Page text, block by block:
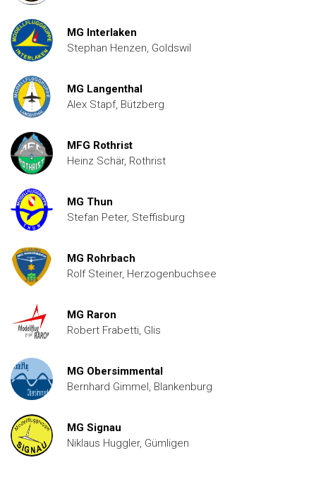
MG Interlaken
Stephan Henzen, Goldswil
MG Langenthal
Alex Stapf, Bützberg
MFG Rothrist
Heinz Schär, Rothrist
MG Thun
Stefan Peter, Steffisburg
MG Rohrbach
Rolf Steiner, Herzogenbuchsee
MG Raron
Robert Frabetti, Glis
MG Obersimmental
Bernhard Gimmel, Blankenburg
MG Signau
Niklaus Huggler, Gümligen